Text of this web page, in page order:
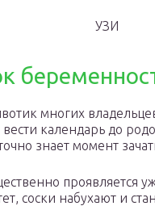
УЗИ
многих
календарь до
знает момент
проявляется
соски набухают и